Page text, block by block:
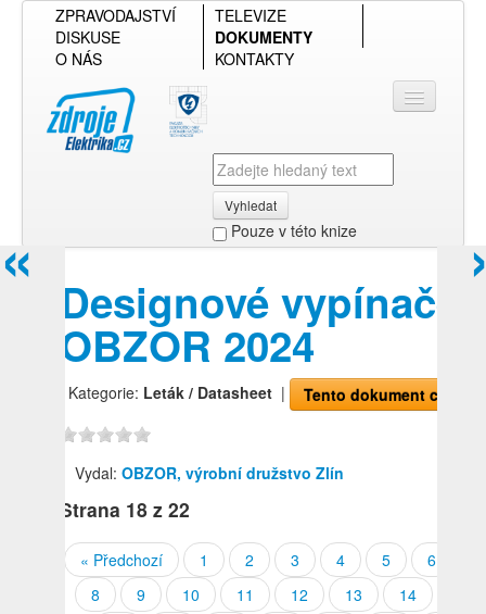
ZPRAVODAJSTVÍ
TELEVIZE
DISKUSE
DOKUMENTY
O NÁS
KONTAKTY
Vyhledat
Pouze v této knize
Přehled podle firmy
Přehled podle obsahu
Designové vypínače
OBZOR 2024
| Kategorie: Leták / Datasheet| Tento dokument chci!
Vydal: OBZOR, výrobní družstvo Zlín
Strana 18z 22
« Předchozí 1 2 3 4 5 6
8
9 10 11 12 13 14
«